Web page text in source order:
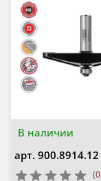
В наличии
арт. 900.8914.12